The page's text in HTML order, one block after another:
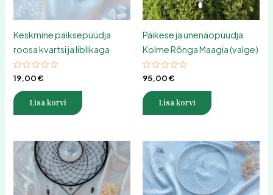
Keskmine päiksepüüdja
roosa kvartsi ja liblikaga
Hinnanguga
0
5
19,00€
Lisa korvi
Päikese ja unenäopüüdja
Kolme Rõnga Maagia (valge)
Hinnanguga
0
5
95,00€
Lisa korvi